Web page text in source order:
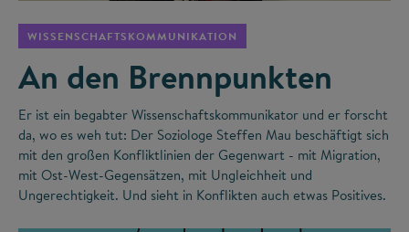
WISSENSCHAFTSKOMMUNIKATION
An den Brennpunkten
Er ist ein begabter Wissenschaftskommunikator und er forscht
da, wo es weh tut: Der Soziologe Steffen Mau beschäftigt sich
mit den großen Konfliktlinien der Gegenwart - mit Migration,
mit Ost-West-Gegensätzen, mit Ungleichheit und
Ungerechtigkeit. Und sieht in Konflikten auch etwas Positives.